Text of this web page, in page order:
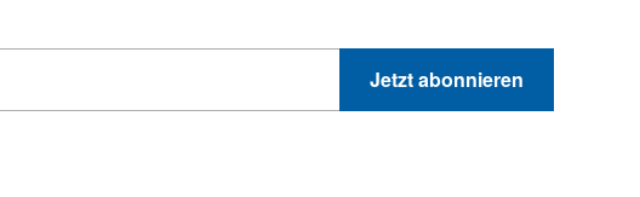
Jetzt abonnieren